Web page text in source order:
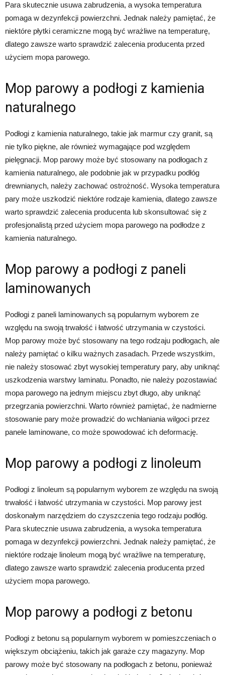
Para skutecznie usuwa zabrudzenia, a wysoka temperatura
pomaga w dezynfekcji powierzchni. Jednak należy pamiętać, że
niektóre płytki ceramiczne mogą być wrażliwe na temperaturę,
dlatego zawsze warto sprawdzić zalecenia producenta przed
użyciem mopa parowego.
Mop parowy a podłogi z kamienia
naturalnego
Podłogi z kamienia naturalnego, takie jak marmur czy granit, są
nie tylko piękne, ale również wymagające pod względem
pielęgnacji. Mop parowy może być stosowany na podłogach z
kamienia naturalnego, ale podobnie jak w przypadku podłóg
drewnianych, należy zachować ostrożność. Wysoka temperatura
pary może uszkodzić niektóre rodzaje kamienia, dlatego zawsze
warto sprawdzić zalecenia producenta lub skonsultować się z
profesjonalistą przed użyciem mopa parowego na podłodze z
kamienia naturalnego.
Mop parowy a podłogi z paneli
laminowanych
Podłogi z paneli laminowanych są popularnym wyborem ze
względu na swoją trwałość i łatwość utrzymania w czystości.
Mop parowy może być stosowany na tego rodzaju podłogach, ale
należy pamiętać o kilku ważnych zasadach. Przede wszystkim,
nie należy stosować zbyt wysokiej temperatury pary, aby uniknąć
uszkodzenia warstwy laminatu. Ponadto, nie należy pozostawiać
mopa parowego na jednym miejscu zbyt długo, aby uniknąć
przegrzania powierzchni. Warto również pamiętać, że nadmierne
stosowanie pary może prowadzić do wchłaniania wilgoci przez
panele laminowane, co może spowodować ich deformację.
Mop parowy a podłogi z linoleum
Podłogi z linoleum są popularnym wyborem ze względu na swoją
trwałość i łatwość utrzymania w czystości. Mop parowy jest
doskonałym narzędziem do czyszczenia tego rodzaju podłóg.
Para skutecznie usuwa zabrudzenia, a wysoka temperatura
pomaga w dezynfekcji powierzchni. Jednak należy pamiętać, że
niektóre rodzaje linoleum mogą być wrażliwe na temperaturę,
dlatego zawsze warto sprawdzić zalecenia producenta przed
użyciem mopa parowego.
Mop parowy a podłogi z betonu
Podłogi z betonu są popularnym wyborem w pomieszczeniach o
większym obciążeniu, takich jak garaże czy magazyny. Mop
parowy może być stosowany na podłogach z betonu, ponieważ